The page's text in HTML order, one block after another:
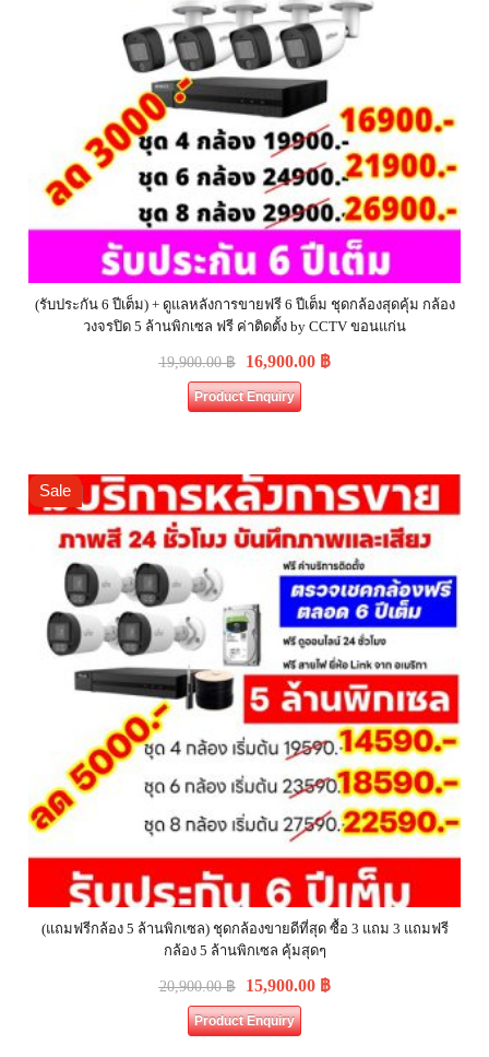
(รับประกัน 6 ปีเต็ม) + ดูแลหลังการขายฟรี 6 ปีเต็ม ชุดกล้องสุดคุ้ม กล้อง
วงจรปิด 5 ล้านพิกเซล ฟรี ค่าติดตั้ง by CCTV ขอนแก่น
19,900.00฿ 16,900.00 ฿
Product Enquiry
Sale
(แถมฟรีกล้อง 5 ล้านพิกเซล) ชุดกล้องขายดีที่สุด ซื้อ 3 แถม 3 แถมฟรี
กล้อง 5 ล้านพิกเซล คุ้มสุดๆ
20,900.00฿ 15,900.00 ฿
Product Enquiry